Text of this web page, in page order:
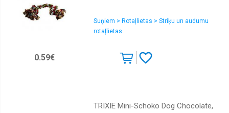
Suņiem > Rotaļlietas > Striķu un audumu
rotaļlietas
0.59€
TRIXIE Mini-Schoko Dog Chocolate,